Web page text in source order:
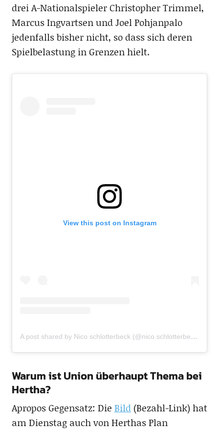
drei A-Nationalspieler Christopher Trimmel,
Marcus Ingvartsen und Joel Pohjanpalo
jedenfalls bisher nicht, so dass sich deren
Spielbelastung in Grenzen hielt.
View this post on Instagram
A post shared by Nico schlotterbeck (@nico.schlotterbeck)
Warum ist Union überhaupt Thema bei
Hertha?
Apropos Gegensatz: Die Bild(Bezahl-Link) hat
am Dienstag auch von Herthas Plan